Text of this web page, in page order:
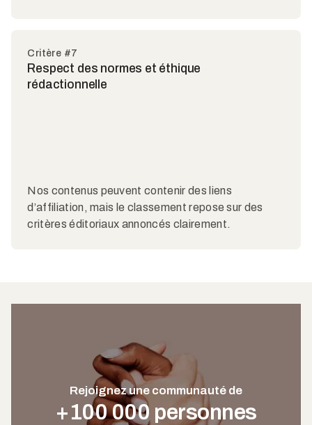
Critère #7
Respect des normes et éthique
rédactionnelle
Nos contenus peuvent contenir des liens
d’affiliation, mais le classement repose sur des
critères éditoriaux annoncés clairement.
Rejoignez une communauté de
+100 000 personnes